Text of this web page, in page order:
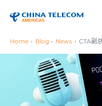
Home Blog News CTA副